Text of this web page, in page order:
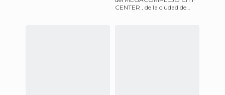
CENTER , de la ciudad de